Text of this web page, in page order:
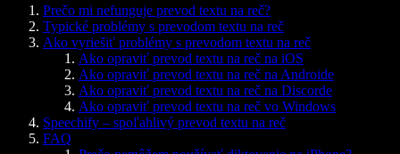
Prečo mi nefunguje prevod textu na reč?
Typické problémy s prevodom textu na reč
Ako vyriešiť problémy s prevodom textu na reč
Ako opraviť prevod textu na reč na iOS
Ako opraviť prevod textu na reč na Androide
Ako opraviť prevod textu na reč na Discorde
Ako opraviť prevod textu na reč vo Windows
Speechify – spoľahlivý prevod textu na reč
FAQ